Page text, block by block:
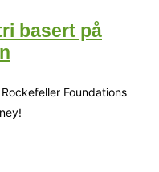
basert på
Foundations